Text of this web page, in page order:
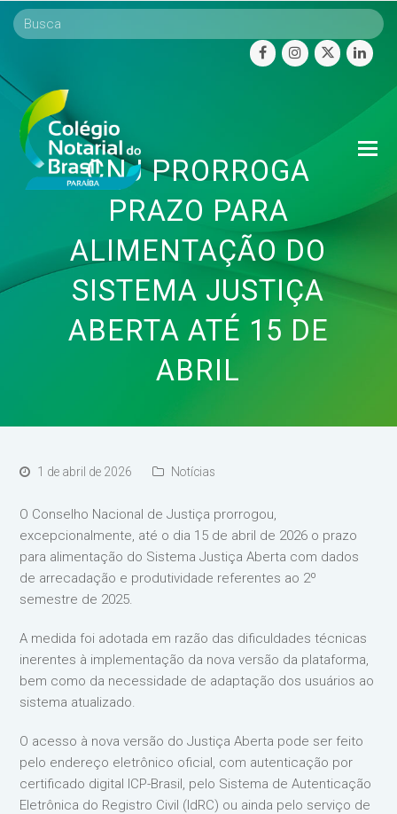
facebookinstagram
twitter
CNJ PRORROGA
PRAZO PARA
ALIMENTAÇÃO DO
SISTEMA JUSTIÇA
ABERTA ATÉ 15 DE
ABRIL
1 de abril de 2026 Notícias
O Conselho Nacional de Justiça prorrogou,
excepcionalmente, até o dia 15 de abril de 2026 o prazo
para alimentação do Sistema Justiça Aberta com dados
de arrecadação e produtividade referentes ao 2º
semestre de 2025.
A medida foi adotada em razão das dificuldades técnicas
inerentes à implementação da nova versão da plataforma,
bem como da necessidade de adaptação dos usuários ao
sistema atualizado.
O acesso à nova versão do Justiça Aberta pode ser feito
pelo endereço eletrônico oficial, com autenticação por
certificado digital ICP-Brasil, pelo Sistema de Autenticação
Eletrônica do Registro Civil (IdRC) ou ainda pelo serviço de